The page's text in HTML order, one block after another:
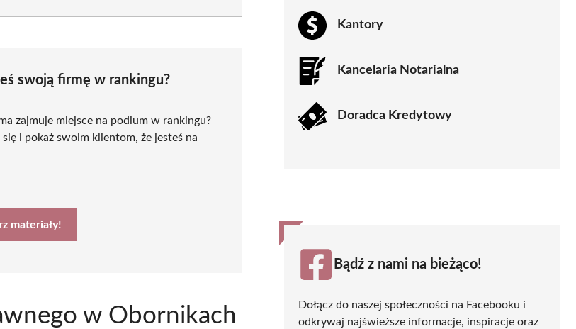
swoją firmę w rankingu?
zajmuje miejsce na podium w rankingu?
i pokaż swoim klientom, że jesteś na
materiały!
w Obornikach
Kantory
Kancelaria Notarialna
Doradca Kredytowy
Bądź z nami na bieżąco!
Dołącz do naszej społeczności na Facebooku i
odkrywaj najświeższe informacje, inspiracje oraz